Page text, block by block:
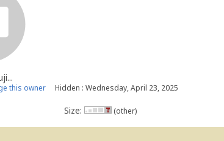
this owner Hidden : Wednesday, April 23, 2025
Size: (other)